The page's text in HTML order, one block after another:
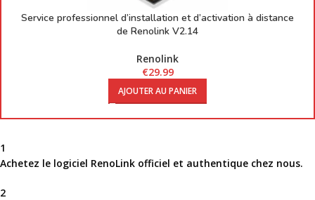
Service professionnel d’installation et d’activation à distance
de Renolink V2.14
Renolink
€29.99
AJOUTER AU PANIER
1
Achetez le logiciel RenoLink officiel et authentique chez nous.
2